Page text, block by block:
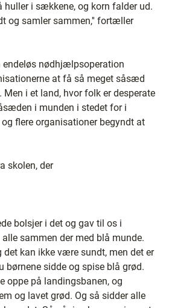
huller i sækkene, og korn falder ud.
og samler sammen,'' fortæller
endeløs nødhjælpsoperation
at få så meget såsæd
i et land, hvor folk er desperate
i munden i stedet for i
flere organisationer begyndt at
skolen, der
bolsjer i det og gav til os i
sammen der med blå munde.
det kan ikke være sundt, men det er
børnene sidde og spise blå grød.
oppe på landingsbanen, og
og lavet grød. Og så sidder alle